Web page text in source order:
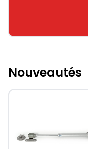
Nouveautés